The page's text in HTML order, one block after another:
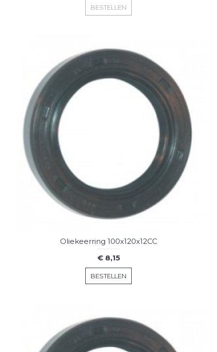
BESTELLEN
Oliekeerring 100x120x12CC
€ 8,15
BESTELLEN